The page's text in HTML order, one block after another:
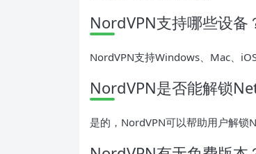
NordVPN支持哪些设备
NordVPN支持Windows、Mac、
NordVPN是否能解锁
是的，NordVPN可以帮助用户解锁